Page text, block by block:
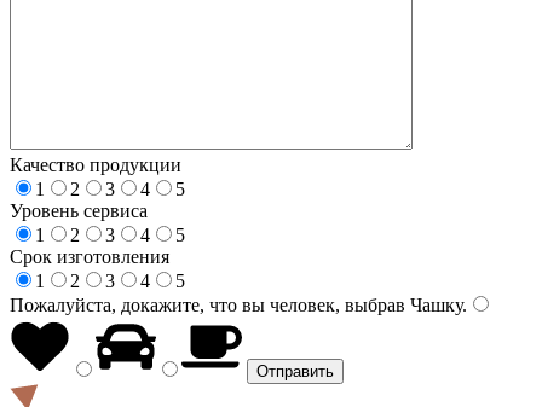
Качество продукции
1
2 3 4
5
Уровень сервиса
1
2 3 4
5
Срок изготовления
1
2 3 4
5
Пожалуйста, докажите, что вы человек, выбрав Чашку.